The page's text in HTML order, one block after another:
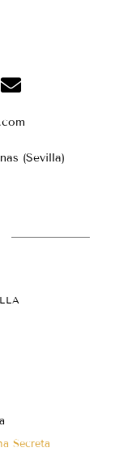
(Sevilla)
Secreta